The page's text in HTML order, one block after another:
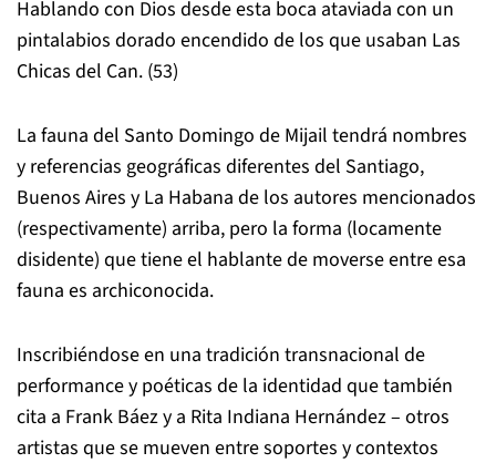
Hablando con Dios desde esta boca ataviada con un
pintalabios dorado encendido de los que usaban Las
Chicas del Can. (53)
La fauna del Santo Domingo de Mijail tendrá nombres
y referencias geográficas diferentes del Santiago,
Buenos Aires y La Habana de los autores mencionados
(respectivamente) arriba, pero la forma (locamente
disidente) que tiene el hablante de moverse entre esa
fauna es archiconocida.
Inscribiéndose en una tradición transnacional de
performance y poéticas de la identidad que también
cita a Frank Báez y a Rita Indiana Hernández – otros
artistas que se mueven entre soportes y contextos